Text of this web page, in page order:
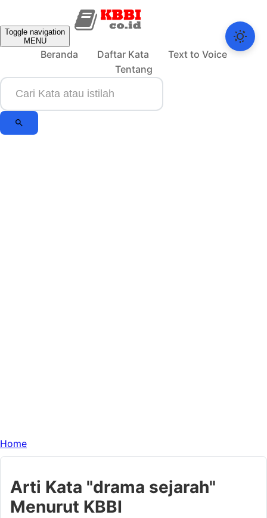
Toggle navigation
MENU
Beranda Daftar Kata
Text to Voice
Tentang
Home
Arti Kata "drama sejarah"
Menurut KBBI